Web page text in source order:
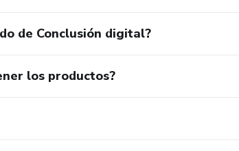
de Conclusión digital?
los productos?